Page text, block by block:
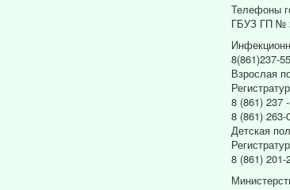
Телефоны
ГБУЗ ГП №
8(861)237-
Взрослая
8 (861) 237
8 (861) 263-
Детская
8 (861) 201-